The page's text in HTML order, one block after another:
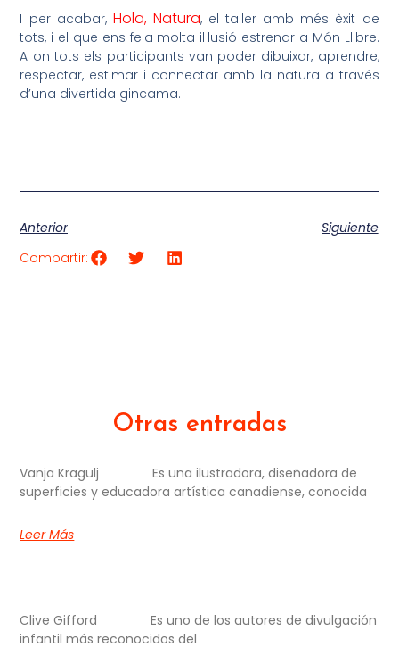
I per acabar, Hola, Natura, el taller amb més èxit de
tots, i el que ens feia molta il·lusió estrenar a Món Llibre.
A on tots els participants van poder dibuixar, aprendre,
respectar, estimar i connectar amb la natura a través
d’una divertida gincama.
Anterior
Siguiente
Compartir:
Otras entradas
Vanja Kragulj Es una ilustradora, diseñadora de
superficies y educadora artística canadiense, conocida
Leer Más
Clive Gifford Es uno de los autores de divulgación
infantil más reconocidos del